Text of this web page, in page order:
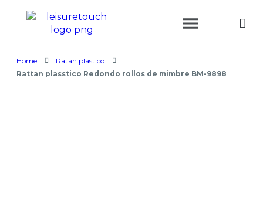
Home
Ratán plástico
Rattan plasstico Redondo rollos de mimbre BM-9898